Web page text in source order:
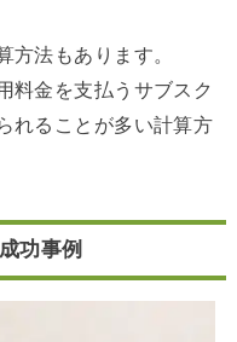
方法もあります。
料金を支払うサブスク
れることが多い計算方
功事例